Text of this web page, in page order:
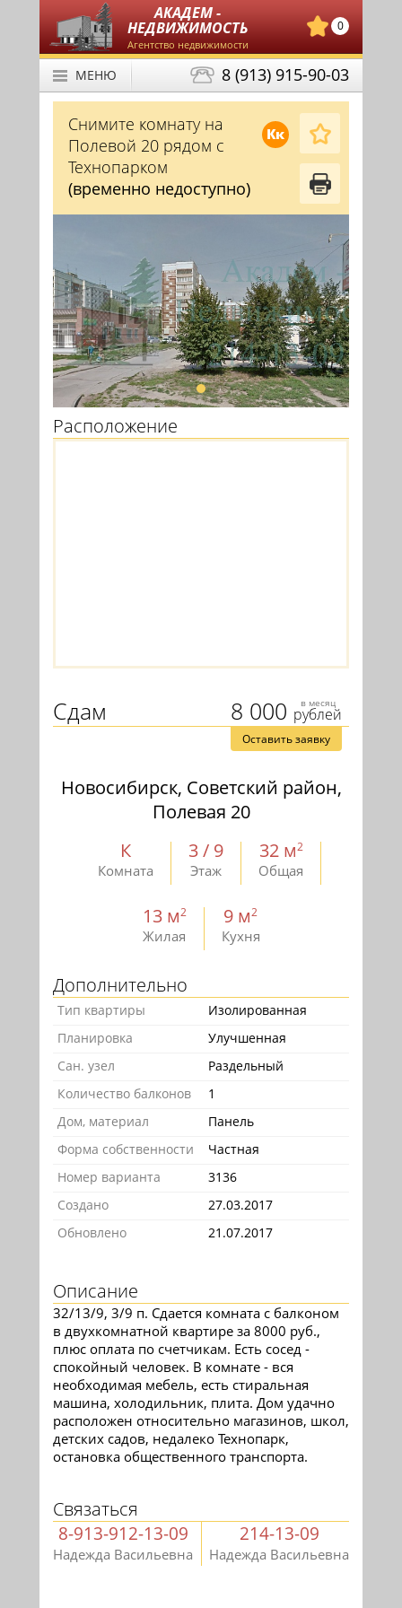
АКАДЕМ -
НЕДВИЖИМОСТЬ
Агентство недвижимости
0
8 (913) 915-90-03
МЕНЮ
Кк
Снимите комнату на
Полевой 20 рядом с
Технопарком
(временно недоступно)
Расположение
8 000 в месяц
рублей
Сдам
Оставить заявку
Новосибирск, Советский район,
Полевая 20
К
Комната
3 / 9
Этаж
32 м2
Общая
13 м2
Жилая
9 м2
Кухня
Дополнительно
Тип квартиры
Изолированная
Планировка
Улучшенная
Сан. узел
Раздельный
Количество балконов
1
Дом, материал
Панель
Форма собственности
Частная
Номер варианта
3136
Создано
27.03.2017
Обновлено
21.07.2017
Описание
32/13/9, 3/9 п. Сдается комната с балконом
в двухкомнатной квартире за 8000 руб.,
плюс оплата по счетчикам. Есть сосед -
спокойный человек. В комнате - вся
необходимая мебель, есть стиральная
машина, холодильник, плита. Дом удачно
расположен относительно магазинов, школ,
детских садов, недалеко Технопарк,
остановка общественного транспорта.
Связаться
8-913-912-13-09
Надежда Васильевна
214-13-09
Надежда Васильевна